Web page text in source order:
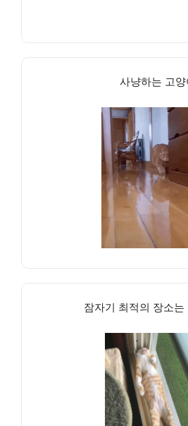
사냥하는 고양
잠자기 최적의 장소는